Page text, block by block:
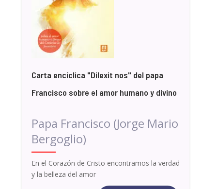
Carta encíclica "Dilexit nos" del papa
Francisco sobre el amor humano y divino
Papa Francisco (Jorge Mario
Bergoglio)
En el Corazón de Cristo encontramos la verdad
y la belleza del amor